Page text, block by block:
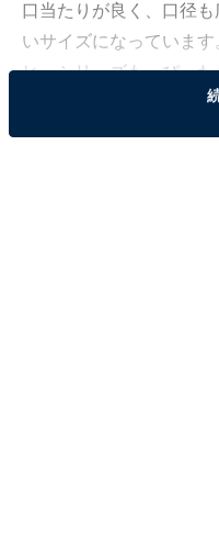
口当たりが良く、口径
いサイズになっていま
ヒーシリーズも、ぴっ